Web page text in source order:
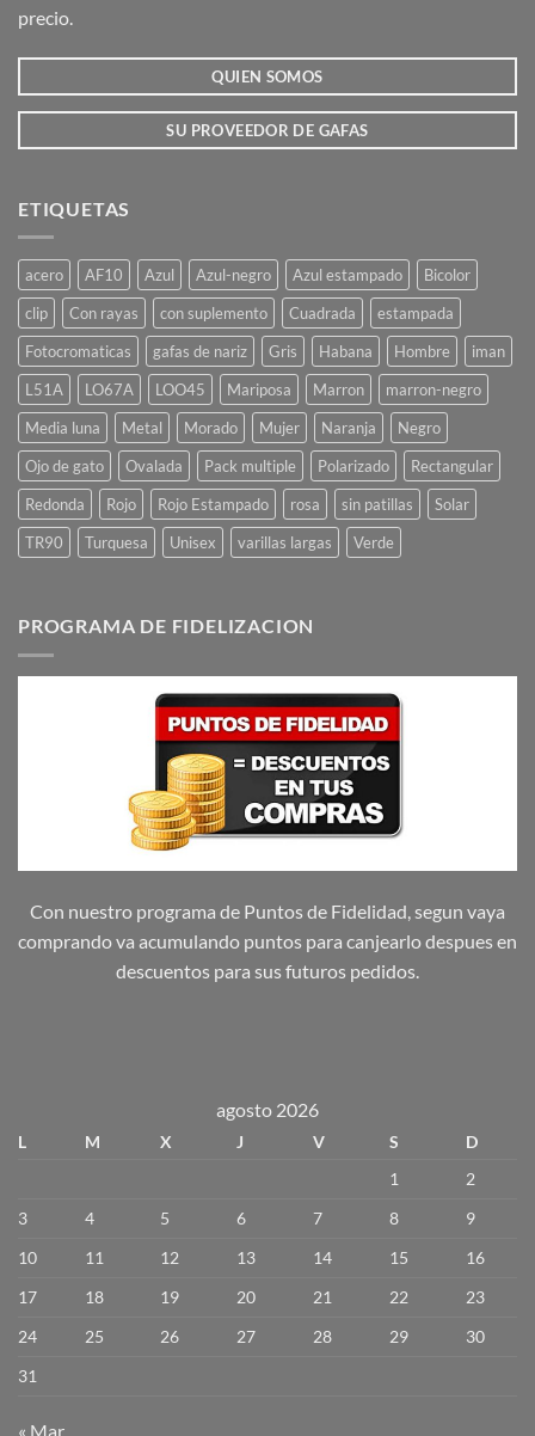
precio.
QUIEN SOMOS
SU PROVEEDOR DE GAFAS
ETIQUETAS
acero AF10 Azul Azul-negro Azul estampado
Bicolor
clip
Con rayas con suplemento Cuadrada
estampada
Fotocromaticas
gafas de nariz Gris Habana Hombre
iman
L51A
LO67A LOO45 Mariposa Marron
marron-negro
Media luna
Metal Morado Mujer Naranja
Negro
Ojo de gato
Ovalada Pack multiple Polarizado
Rectangular
Redonda
Rojo Rojo Estampado rosa sin patillas
Solar
TR90
Turquesa Unisex varillas largas Verde
PROGRAMA DE FIDELIZACION
Con nuestro programa de Puntos de Fidelidad, segun vaya
comprando va acumulando puntos para canjearlo despues en
descuentos para sus futuros pedidos.
agosto 2026
L M X J V S
D
1
2
3
4 5 6 7 8
9
10
11 12 13 14 15
16
17
18 19 20 21 22
23
24
25 26 27 28 29
30
31
« Mar